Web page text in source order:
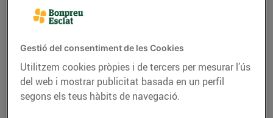
Gestió del consentiment de les Cookies
Utilitzem cookies pròpies i de tercers per mesurar l’ús
del web i mostrar publicitat basada en un perfil
segons els teus hàbits de navegació.